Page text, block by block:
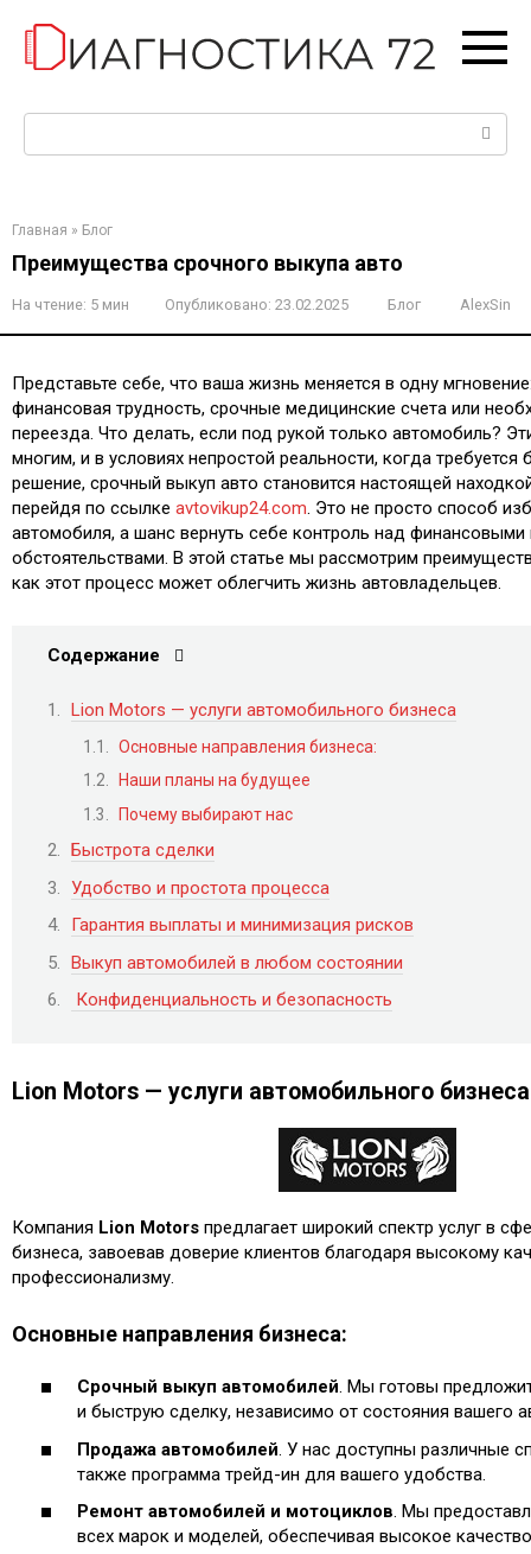
контенту
Главная » Блог
Преимущества срочного выкупа авто
На чтение: 5 мин Опубликовано: 23.02.2025 Блог AlexSin
Представьте себе, что ваша жизнь меняется в одну
финансовая трудность, срочные медицинские счета или
переезда. Что делать, если под рукой только автомобиль?
многим, и в условиях непростой реальности, когда
решение, срочный выкуп авто становится настоящей
перейдя по ссылке avtovikup24.com . Это не просто способ
автомобиля, а шанс вернуть себе контроль над
обстоятельствами. В этой статье мы рассмотрим
как этот процесс может облегчить жизнь автовладельцев.
Содержание
Lion Motors — услуги автомобильного бизнеса
Основные направления бизнеса:
Наши планы на будущее
Почему выбирают нас
Быстрота сделки
Удобство и простота процесса
Гарантия выплаты и минимизация рисков
Выкуп автомобилей в любом состоянии
Конфиденциальность и безопасность
Lion Motors — услуги автомобильного бизнеса
Компания Lion Motors предлагает широкий спектр услуг в
бизнеса, завоевав доверие клиентов благодаря высокому
профессионализму.
Основные направления бизнеса:
Срочный выкуп автомобилей. Мы готовы
и быструю сделку, независимо от состояния вашего
Продажа автомобилей. У нас доступны различные
также программа трейд-ин для вашего удобства.
Ремонт автомобилей и мотоциклов. Мы
всех марок и моделей, обеспечивая высокое